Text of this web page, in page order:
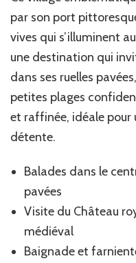
par son port
vives qui s’illuminent
une destination qui
dans ses ruelles
petites plages
et raffinée, idéale
détente.
Balades dans le
pavées
Visite du Château
médiéval
Baignade et